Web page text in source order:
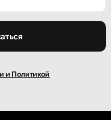
и Политикой